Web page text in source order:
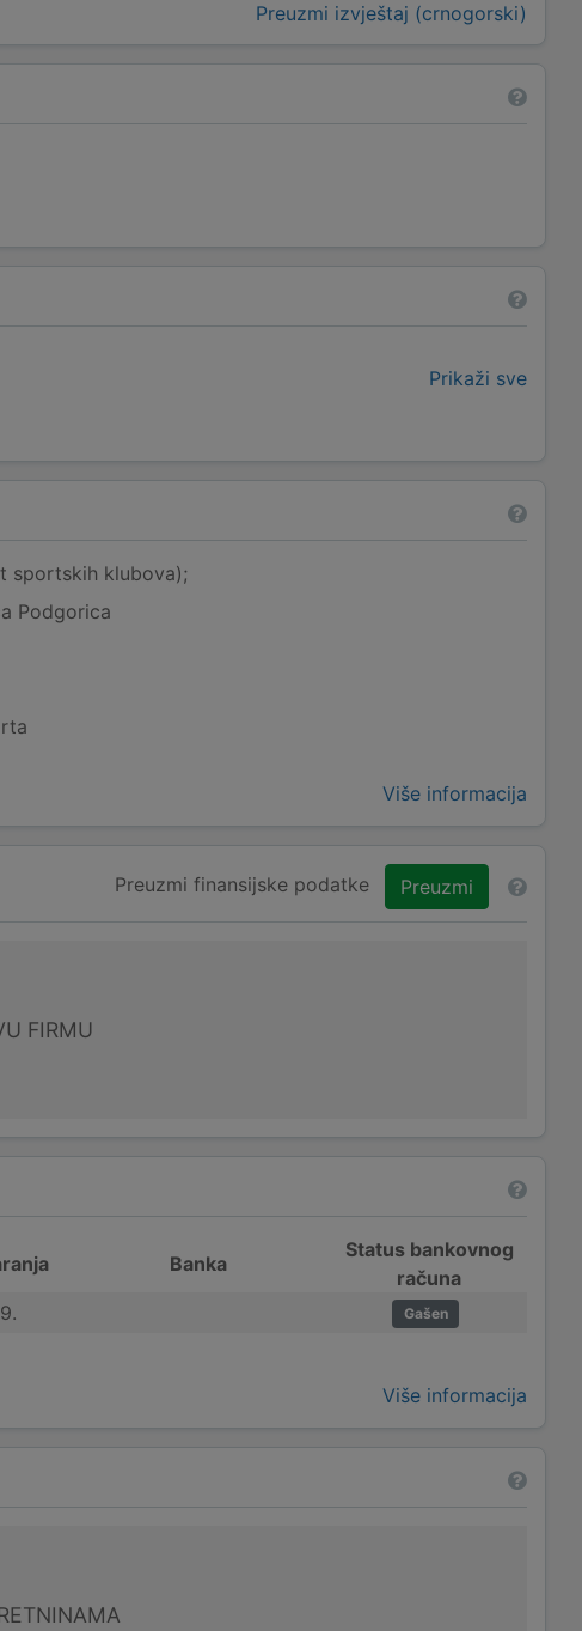
Preuzmi izvještaj (crnogorski)
Prikaži sve
sportskih klubova);
Podgorica
Više informacija
Preuzmi finansijske podatke Preuzmi
FIRMU
Banka
Status bankovnog
računa
Gašen
Više informacija